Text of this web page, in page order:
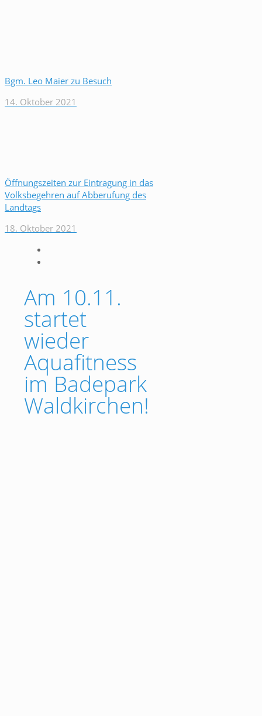
Bgm. Leo Maier zu Besuch
14. Oktober 2021
Öffnungszeiten zur Eintragung in das
Volksbegehren auf Abberufung des
Landtags
18. Oktober 2021
Am 10.11.
startet
wieder
Aquafitness
im Badepark
Waldkirchen!